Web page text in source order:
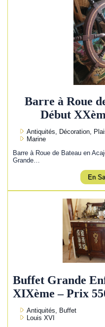
Barre à Roue
Début
Antiquités, Décoration,
Marine
Barre à Roue de Bateau en
Grande…
En
Buffet Grande
XIXème – Prix
Antiquités, Buffet
Louis XVI